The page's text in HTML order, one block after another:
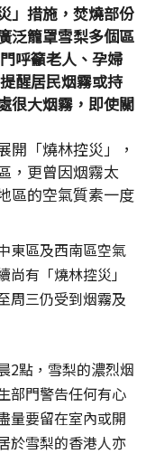
」措施，焚燒部份
泛籠罩雪梨多個區
呼籲老人、孕婦
醒居民烟霧或持
很大烟霧，即使關
開「燒林控災」，
，更曾因烟霧太
區的空氣質素一度
東區及西南區空氣
有「燒林控災」
周三仍受到烟霧及
2點，雪梨的濃烈烟
部門警告任何有心
量要留在室內或開
於雪梨的香港人亦